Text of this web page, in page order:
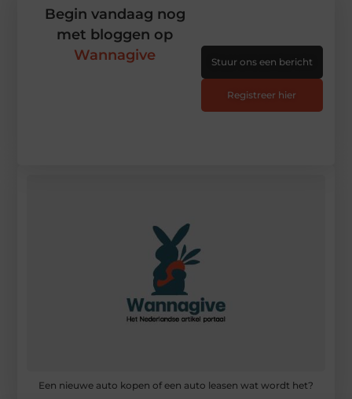
Een nieuwe auto kopen of een auto leasen wat wordt het?
Begin vandaag nog
met bloggen op
Wannagive
Stuur ons een bericht
Registreer hier